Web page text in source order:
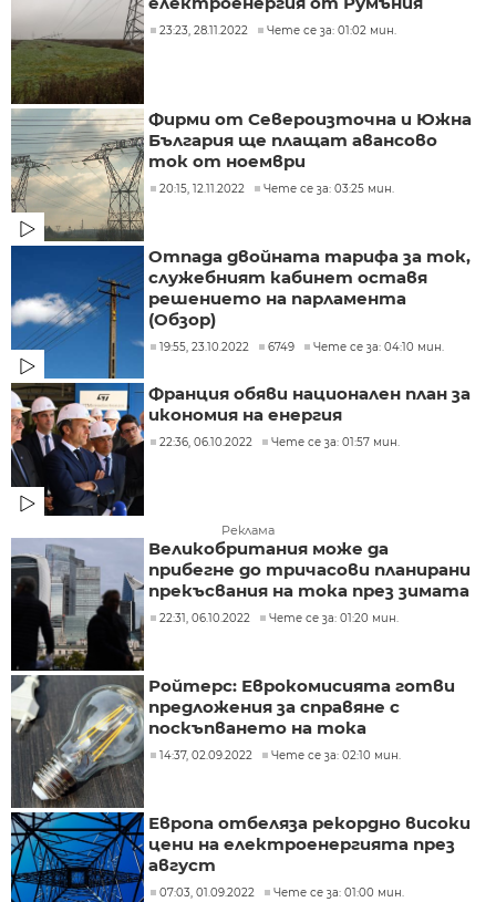
23:23, 28.11.2022 Чете се за: 01:02 мин.
Фирми от Североизточна и Южна
България ще плащат авансово
ток от ноември
20:15, 12.11.2022 Чете се за: 03:25 мин.
Отпада двойната тарифа за ток,
служебният кабинет оставя
решението на парламента
(Обзор)
19:55, 23.10.2022 6749 Чете се за: 04:10 мин.
Франция обяви национален план за
икономия на енергия
22:36, 06.10.2022 Чете се за: 01:57 мин.
Реклама
Великобритания може да
прибегне до тричасови планирани
прекъсвания на тока през зимата
22:31, 06.10.2022 Чете се за: 01:20 мин.
Ройтерс: Еврокомисията готви
предложения за справяне с
поскъпването на тока
14:37, 02.09.2022 Чете се за: 02:10 мин.
Европа отбеляза рекордно високи
цени на електроенергията през
август
07:03, 01.09.2022 Чете се за: 01:00 мин.